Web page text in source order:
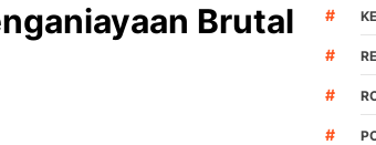
Brutal
#
#
#
#